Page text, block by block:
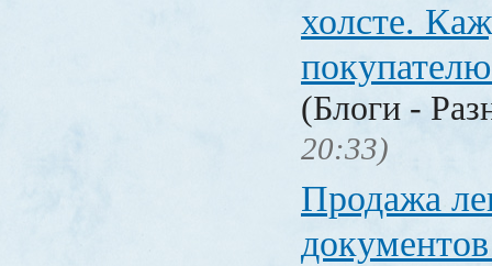
холсте.
(Блоги -
20:33)
Продажа